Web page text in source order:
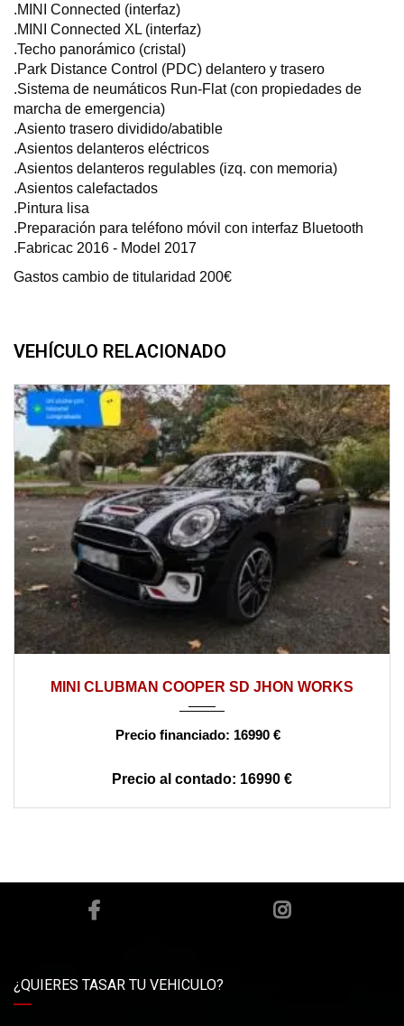
.MINI Connected (interfaz)
.MINI Connected XL (interfaz)
.Techo panorámico (cristal)
.Park Distance Control (PDC) delantero y trasero
.Sistema de neumáticos Run-Flat (con propiedades de
marcha de emergencia)
.Asiento trasero dividido/abatible
.Asientos delanteros eléctricos
.Asientos delanteros regulables (izq. con memoria)
.Asientos calefactados
.Pintura lisa
.Preparación para teléfono móvil con interfaz Bluetooth
.Fabricac 2016 - Model 2017
Gastos cambio de titularidad 200€
VEHÍCULO RELACIONADO
MINI CLUBMAN COOPER SD JHON WORKS
16990 €
16990 €
¿QUIERES TASAR TU VEHICULO?